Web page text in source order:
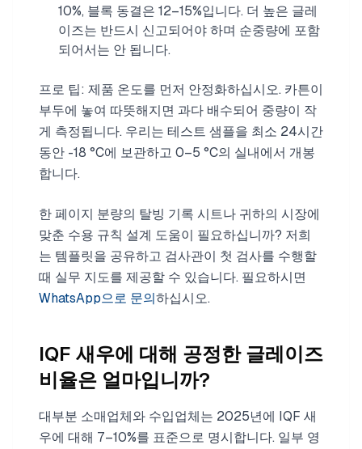
10%, 블록 동결은 12–15%입니다. 더 높은 글레
이즈는 반드시 신고되어야 하며 순중량에 포함
되어서는 안 됩니다.
프로 팁: 제품 온도를 먼저 안정화하십시오. 카튼이
부두에 놓여 따뜻해지면 과다 배수되어 중량이 작
게 측정됩니다. 우리는 테스트 샘플을 최소 24시간
동안 -18 °C에 보관하고 0–5 °C의 실내에서 개봉
합니다.
한 페이지 분량의 탈빙 기록 시트나 귀하의 시장에
맞춘 수용 규칙 설계 도움이 필요하십니까? 저희
는 템플릿을 공유하고 검사관이 첫 검사를 수행할
때 실무 지도를 제공할 수 있습니다. 필요하시면
WhatsApp으로 문의하십시오.
IQF 새우에 대해 공정한 글레이즈
비율은 얼마입니까?
대부분 소매업체와 수입업체는 2025년에 IQF 새
우에 대해 7–10%를 표준으로 명시합니다. 일부 영